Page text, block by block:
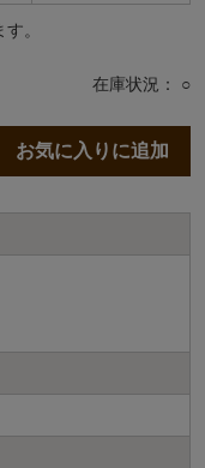
。
在庫状況： ○
お気に入りに追加